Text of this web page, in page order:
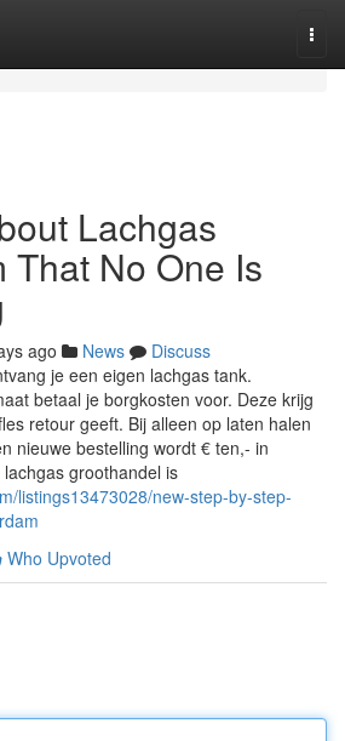
Lachgas
That No One Is
ago News
Discuss
je een eigen lachgas tank.
betaal je borgkosten voor. Deze krijg
retour geeft. Bij alleen op laten halen
nieuwe bestelling wordt € ten,- in
groothandel is
listings13473028/new-step-by-step-
Who Upvoted